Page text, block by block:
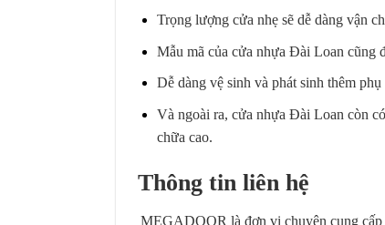
Trọng lượng cửa nhẹ sẽ dễ dàng vận
Mẫu mã của cửa nhựa Đài Loan cũng
Dễ dàng vệ sinh và phát sinh thêm phụ
Và ngoài ra, cửa nhựa Đài Loan còn
chữa cao.
Thông tin liên hệ
MEGADOOR là đơn vị chuyên cung cấp